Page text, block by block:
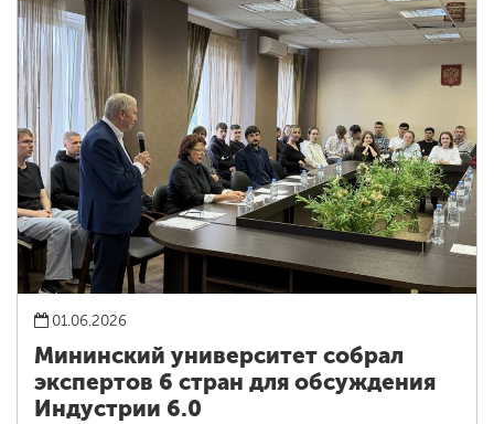
01.06.2026
Мининский университет собрал
экспертов 6 стран для обсуждения
Индустрии 6.0